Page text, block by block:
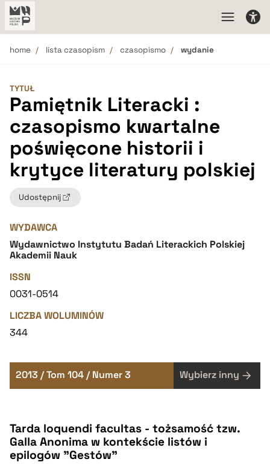
home lista czasopism czasopismo wydanie
TYTUŁ
Pamiętnik Literacki :
czasopismo kwartalne
poświęcone historii i
krytyce literatury polskiej
Udostępnij
WYDAWCA
Wydawnictwo Instytutu Badań Literackich Polskiej
Akademii Nauk
ISSN
0031-0514
LICZBA WOLUMINÓW
344
2013 / Tom 104 / Numer 3 Wybierz inny
Tarda loquendi facultas - tożsamość tzw.
Galla Anonima w kontekście listów i
epilogów "Gestów"